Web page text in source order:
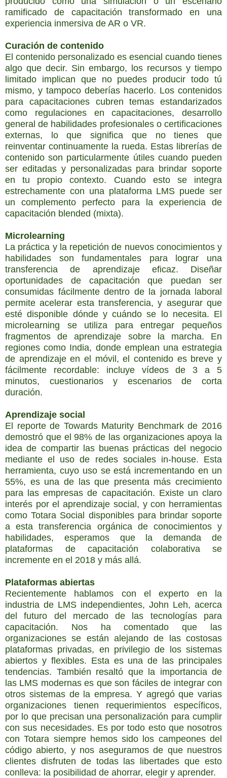
ramificado de capacitación transformado en una
experiencia inmersiva de AR o VR.
Curación de contenido
El contenido personalizado es esencial cuando tienes
algo que decir. Sin embargo, los recursos y tiempo
limitado implican que no puedes producir todo tú
mismo, y tampoco deberías hacerlo. Los contenidos
para capacitaciones cubren temas estandarizados
como regulaciones en capacitaciones, desarrollo
general de habilidades profesionales o certificaciones
externas, lo que significa que no tienes que
reinventar continuamente la rueda. Estas librerías de
contenido son particularmente útiles cuando pueden
ser editadas y personalizadas para brindar soporte
en tu propio contexto. Cuando esto se integra
estrechamente con una plataforma LMS puede ser
un complemento perfecto para la experiencia de
capacitación blended (mixta).
Microlearning
La práctica y la repetición de nuevos conocimientos y
habilidades son fundamentales para lograr una
transferencia de aprendizaje eficaz. Diseñar
oportunidades de capacitación que puedan ser
consumidas fácilmente dentro de la jornada laboral
permite acelerar esta transferencia, y asegurar que
esté disponible dónde y cuándo se lo necesita. El
microlearning se utiliza para entregar pequeños
fragmentos de aprendizaje sobre la marcha. En
regiones como India, donde emplean una estrategia
de aprendizaje en el móvil, el contenido es breve y
fácilmente recordable: incluye vídeos de 3 a 5
minutos, cuestionarios y escenarios de corta
duración.
Aprendizaje social
El reporte de Towards Maturity Benchmark de 2016
demostró que el 98% de las organizaciones apoya la
idea de compartir las buenas prácticas del negocio
mediante el uso de redes sociales in-house. Esta
herramienta, cuyo uso se está incrementando en un
55%, es una de las que presenta más crecimiento
para las empresas de capacitación. Existe un claro
interés por el aprendizaje social, y con herramientas
como Totara Social disponibles para brindar soporte
a esta transferencia orgánica de conocimientos y
habilidades, esperamos que la demanda de
plataformas de capacitación colaborativa se
incremente en el 2018 y más allá.
Plataformas abiertas
Recientemente hablamos con el experto en la
industria de LMS independientes, John Leh, acerca
del futuro del mercado de las tecnologías para
capacitación. Nos ha comentado que las
organizaciones se están alejando de las costosas
plataformas privadas, en privilegio de los sistemas
abiertos y flexibles. Esta es una de las principales
tendencias. También resaltó que la importancia de
las LMS modernas es que son fáciles de integrar con
otros sistemas de la empresa. Y agregó que varias
organizaciones tienen requerimientos específicos,
por lo que precisan una personalización para cumplir
con sus necesidades. Es por todo esto que nosotros
con Totara siempre hemos sido los campeones del
código abierto, y nos aseguramos de que nuestros
clientes disfruten de todas las libertades que esto
conlleva: la posibilidad de ahorrar, elegir y aprender.